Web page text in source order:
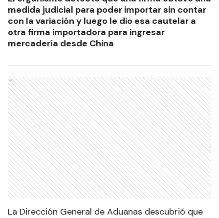
medida judicial para poder importar sin contar
con la variación y luego le dio esa cautelar a
otra firma importadora para ingresar
mercadería desde China
Ads
La Dirección General de Aduanas descubrió que